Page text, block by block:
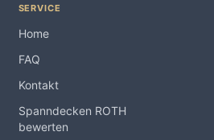
SERVICE
Home
FAQ
Kontakt
Spanndecken ROTH
bewerten